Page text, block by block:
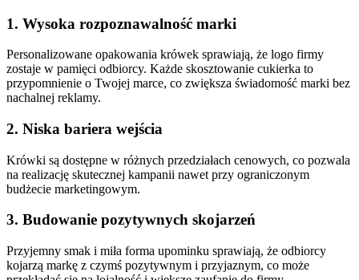
1. Wysoka rozpoznawalność marki
Personalizowane opakowania krówek sprawiają, że logo firmy
zostaje w pamięci odbiorcy. Każde skosztowanie cukierka to
przypomnienie o Twojej marce, co zwiększa świadomość marki bez
nachalnej reklamy.
2. Niska bariera wejścia
Krówki są dostępne w różnych przedziałach cenowych, co pozwala
na realizację skutecznej kampanii nawet przy ograniczonym
budżecie marketingowym.
3. Budowanie pozytywnych skojarzeń
Przyjemny smak i miła forma upominku sprawiają, że odbiorcy
kojarzą markę z czymś pozytywnym i przyjaznym, co może